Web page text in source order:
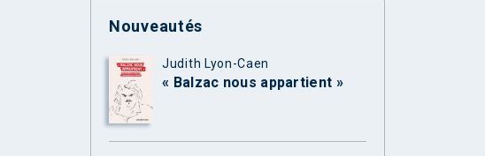
Nouveautés
Judith Lyon-Caen
« Balzac nous appartient »